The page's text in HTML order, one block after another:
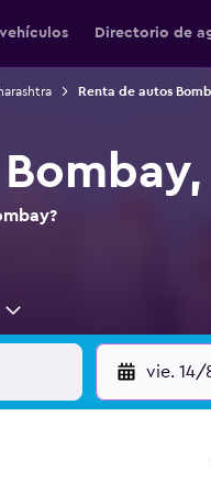
Directorio de
Renta de autos
vie. 14/